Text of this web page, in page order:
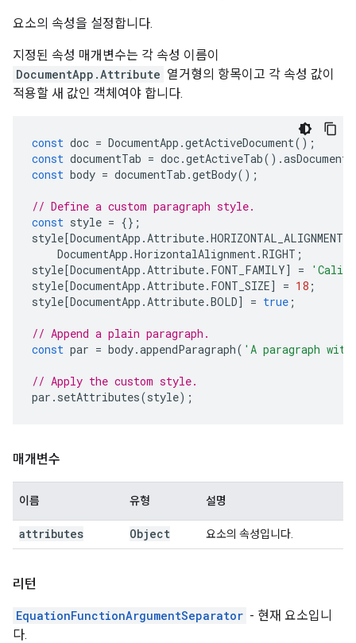
요소의 속성을 설정합니다.
지정된 속성 매개변수는 각 속성 이름이
DocumentApp.Attribute 열거형의 항목이고 각 속성 값이
적용할 새 값인 객체여야 합니다.
const doc = DocumentApp .getActiveDocument();
const documentTab = doc.getActiveTab().
const body = documentTab .getBody();
// Define a custom paragraph style.
const style = {};
style[DocumentApp .Attribute.HORIZONTAL_ALIGNMENT
DocumentApp .HorizontalAlignment.RIGHT ;
style[DocumentApp .Attribute. FONT_FAMILY] =
style[DocumentApp .Attribute. FONT_SIZE] = 18 ;
style[DocumentApp .Attribute.BOLD] = true ;
// Append a plain paragraph.
const par = body.appendParagraph( 'A paragraph
// Apply the custom style.
par . setAttributes(style);
매개변수
이름 유형 설명
attributes Object 요소의 속성입니다.
리턴
EquationFunctionArgumentSeparator - 현재 요소입니
다.